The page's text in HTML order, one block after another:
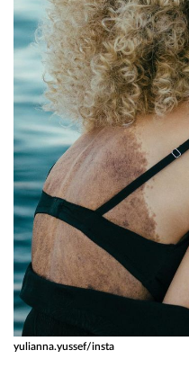
yulianna.yussef/insta